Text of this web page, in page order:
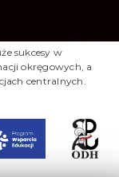
sukcesy w
okręgowych, a
centralnych.